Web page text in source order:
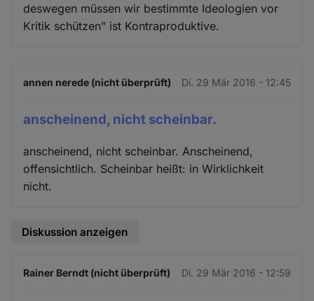
deswegen müssen wir bestimmte Ideologien vor
Kritik schützen" ist Kontraproduktive.
annen nerede (nicht überprüft) Di. 29 Mär 2016 - 12:45
anscheinend, nicht scheinbar.
anscheinend, nicht scheinbar. Anscheinend,
offensichtlich. Scheinbar heißt: in Wirklichkeit
nicht.
Diskussion anzeigen
Rainer Berndt (nicht überprüft) Di. 29 Mär 2016 - 12:59